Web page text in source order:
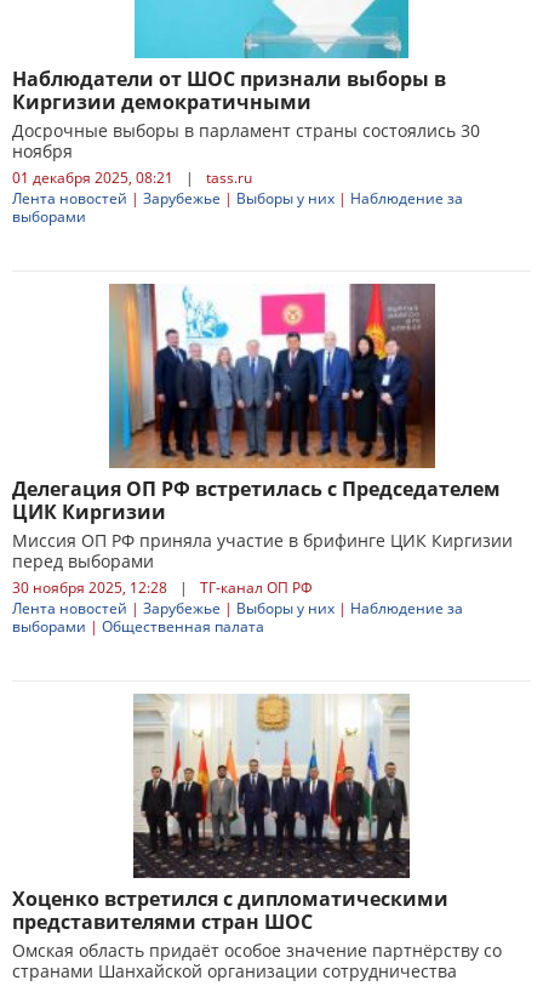
Наблюдатели от ШОС признали выборы в
Киргизии демократичными
Досрочные выборы в парламент страны состоялись 30
ноября
01 декабря 2025, 08:21 |
tass.ru
Лента новостей | Зарубежье | Выборы у них | Наблюдение за
выборами
Делегация ОП РФ встретилась с Председателем
ЦИК Киргизии
Миссия ОП РФ приняла участие в брифинге ЦИК Киргизии
перед выборами
30 ноября 2025, 12:28 |
ТГ-канал ОП РФ
Лента новостей | Зарубежье | Выборы у них | Наблюдение за
выборами | Общественная палата
Хоценко встретился с дипломатическими
представителями стран ШОС
Омская область придаёт особое значение партнёрству со
странами Шанхайской организации сотрудничества